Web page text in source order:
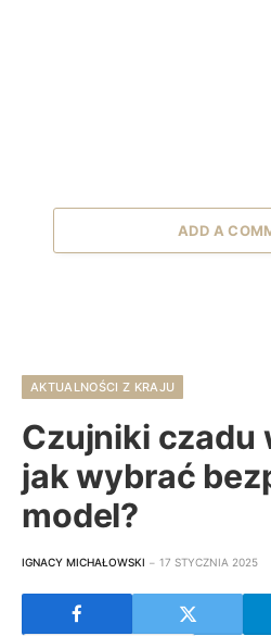
ADD A
AKTUALNOŚCI Z KRAJU
Czujniki czadu
jak wybrać
model?
IGNACY MICHAŁOWSKI 17 STYCZNIA 2025